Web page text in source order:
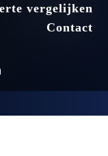
vergelijken
Contact
vergelijken
Contact